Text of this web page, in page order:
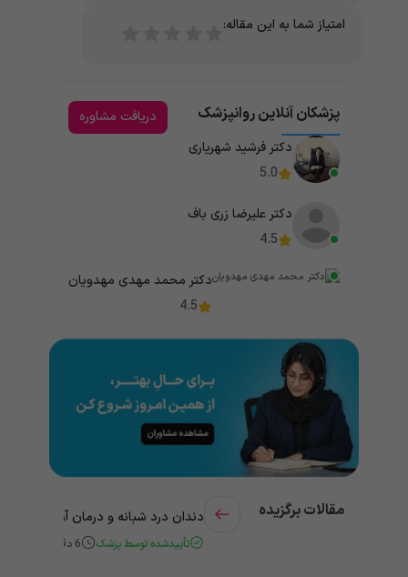
امتیاز شما به این مقاله:
پزشکان آنلاین روانپزشک
دریافت مشاوره
دکتر فرشید شهریاری
5.0
دکتر علیرضا زری باف
4.5
دکتر محمد مهدی مهدویان
4.5
مقالات برگزیده دندان درد شبانه و درمان آن +
تأییدشده توسط پزشک 6 دقیقه